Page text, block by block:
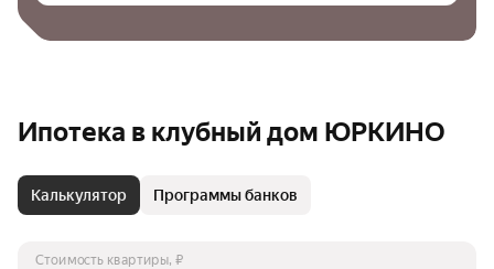
Ипотека в клубный дом ЮРКИНО
Калькулятор Программы банков
Стоимость квартиры, ₽